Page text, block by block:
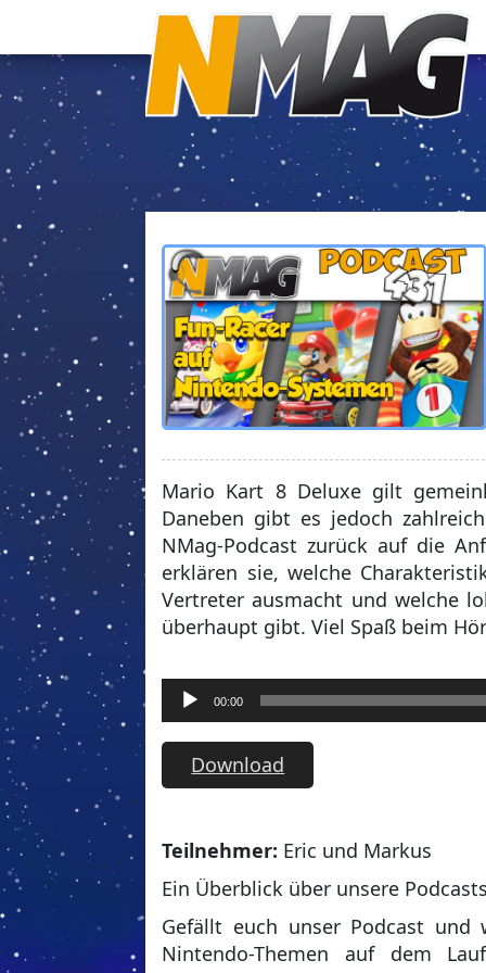
Mario Kart 8 Deluxe gilt
Daneben gibt es jedoch
NMag-Podcast zurück auf die
erklären sie, welche
Vertreter ausmacht und welche
überhaupt gibt. Viel Spaß beim
Audio-
Player
00:00
Download
Teilnehmer: Eric und Markus
Ein Überblick über unsere
Gefällt euch unser Podcast
Nintendo-Themen auf dem